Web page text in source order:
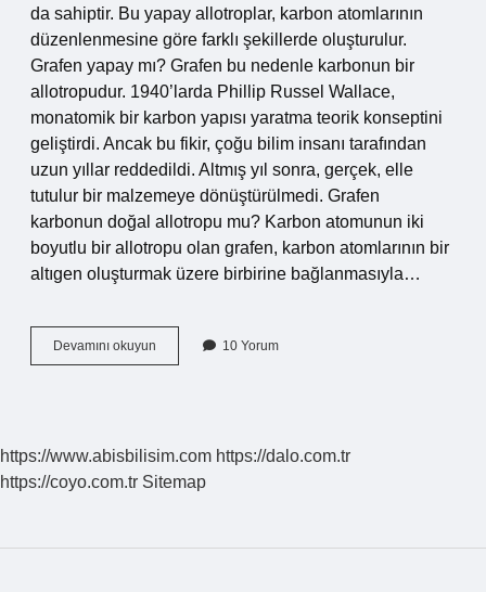
da sahiptir. Bu yapay allotroplar, karbon atomlarının
düzenlenmesine göre farklı şekillerde oluşturulur.
Grafen yapay mı? Grafen bu nedenle karbonun bir
allotropudur. 1940’larda Phillip Russel Wallace,
monatomik bir karbon yapısı yaratma teorik konseptini
geliştirdi. Ancak bu fikir, çoğu bilim insanı tarafından
uzun yıllar reddedildi. Altmış yıl sonra, gerçek, elle
tutulur bir malzemeye dönüştürülmedi. Grafen
karbonun doğal allotropu mu? Karbon atomunun iki
boyutlu bir allotropu olan grafen, karbon atomlarının bir
altıgen oluşturmak üzere birbirine bağlanmasıyla…
Devamını okuyun
Yapay
10 Yorum
https://www.abisbilisim.com https://dalo.com.tr
https://coyo.com.tr Sitemap